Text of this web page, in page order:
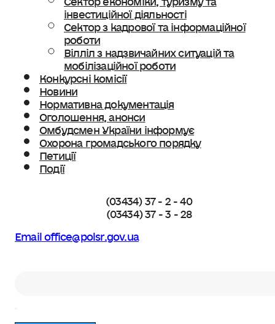
інвестиційної діяльності
Сектор з кадрової та інформаційної
роботи
Вілліл з надзвичайних ситуацій та
мобілізаційної роботи
Конкурсні комісії
Новини
Нормативна документація
Оголошення, анонси
Омбудсмен України інформує
Охорона громадського порядку
Петиції
Події
(03434) 37 - 2 - 40
(03434) 37 - 3 - 28
Email office@polsr.gov.ua